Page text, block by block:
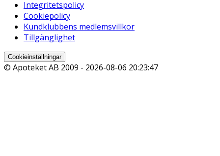
Integritetspolicy
Cookiepolicy
Kundklubbens medlemsvillkor
Tillgänglighet
Cookieinställningar
© Apoteket AB 2009 - 2026-08-06 20:23:47